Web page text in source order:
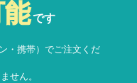
です
・携帯）でご注文くだ
せん。